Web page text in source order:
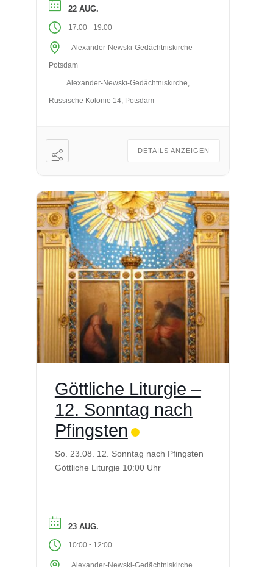
22 AUG.
17:00- 19:00
Alexander-Newski-Gedächtniskirche
Potsdam
Alexander-Newski-Gedächtniskirche,
Russische Kolonie 14, Potsdam
DETAILS ANZEIGEN
Göttliche Liturgie –
12. Sonntag nach
Pfingsten
So. 23.08. 12. Sonntag nach Pfingsten
Göttliche Liturgie 10:00 Uhr
23 AUG.
10:00- 12:00
Alexander-Newski-Gedächtniskirche